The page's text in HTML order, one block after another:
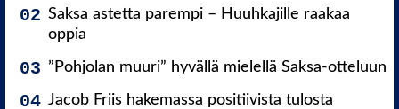
Saksa astetta parempi – Huuhkajille raakaa
oppia
”Pohjolan muuri” hyvällä mielellä Saksa-otteluun
Jacob Friis hakemassa positiivista tulosta